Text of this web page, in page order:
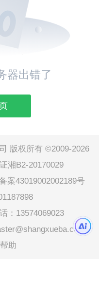
器出错了
版权所有 ©2009-2026
湘B2-20170029
案43019002002189号
：13574069023
帮助